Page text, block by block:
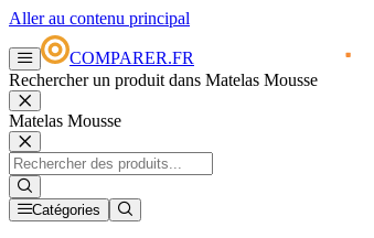
Aller au contenu principal
COMPARER.FR
Rechercher un produit dans Matelas Mousse
Matelas Mousse
Catégories